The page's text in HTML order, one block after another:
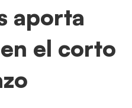
aporta
el corto